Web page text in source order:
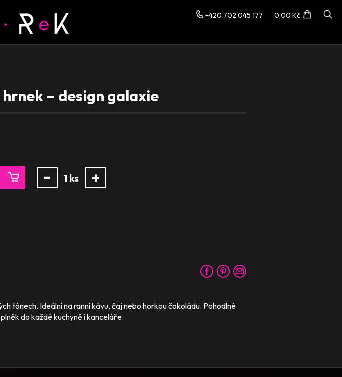
+420 702 045 177 0,00 Kč
– design galaxie
- 1 ks +
tónech. Ideální na ranní kávu, čaj nebo horkou čokoládu. Pohodlné
do každé kuchyně i kanceláře.